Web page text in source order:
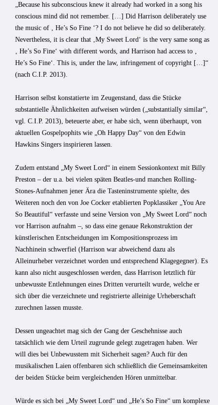
„Because his subconscious knew it already had worked in a song his
conscious mind did not remember. […] Did Harrison deliberately use
the music of ‚ He’s So Fine ‘? I do not believe he did so deliberately.
Nevertheless, it is clear that ‚My Sweet Lord‘ is the very same song as
‚ He’s So Fine‘ with different words, and Harrison had access to ‚
He’s So Fine‘. This is, under the law, infringement of copyright […]“
(nach C.I.P. 2013).
Harrison selbst konstatierte im Zeugenstand, dass die Stücke
substantielle Ähnlichkeiten aufweisen würden („substantially similar“,
vgl. C.I.P. 2013), beteuerte aber, er habe sich, wenn überhaupt, von
aktuellen Gospelpophits wie „Oh Happy Day“ von den Edwin
Hawkins Singers inspirieren lassen.
Zudem entstand „My Sweet Lord“ in einem Sessionkontext mit Billy
Preston – der u.a. bei vielen späten Beatles-und manchen Rolling-
Stones-Auf­nahmen jener Ära die Tasteninstrumente spielte, des
Weiteren noch den von Joe Cocker etablierten Popklassiker „You Are
So Beautiful“ verfasste und seine Version von „My Sweet Lord“ noch
vor Harrison aufnahm –, so dass eine genaue Rekonstruktion der
künstle­rischen Entscheidungen im Kompositionsprozess im
Nachhinein schwerfiel (Harrison war abweichend dazu als
Alleinurheber verzeichnet worden und entsprechend Klagegeg­ner). Es
kann also nicht ausgeschlossen werden, dass Harrison letztlich für
unbewusste Entlehnungen eines Dritten verurteilt wurde, welche er
sich über die verzeichnete und registrierte alleinige Urheberschaft
zurechnen lassen musste.
Dessen ungeachtet mag sich der Gang der Geschehnisse auch
tatsächlich wie dem Urteil zugrunde gelegt zugetragen haben. Wer
will dies bei Unbewusstem mit Sicher­heit sagen? Auch für den
musikalischen Laien offenbaren sich schließlich die Gemein­samkeiten
der beiden Stücke beim vergleichenden Hören unmittelbar.
Würde es sich bei „My Sweet Lord“ und „He’s So Fine“ um komplexe